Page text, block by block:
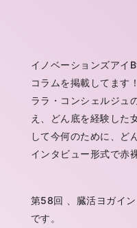
イノベーションズアイ
コラムを掲載してます！
ララ・コンシェルジュ
え、どん底を経験した
して今何のために、ど
インタビュー形式で赤
第58回 、臓活ヨガイ
です。